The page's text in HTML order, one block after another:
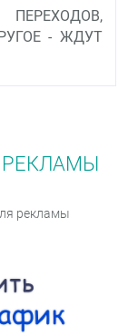
- ЖДУТ
РЕКЛАМЫ
рекламы